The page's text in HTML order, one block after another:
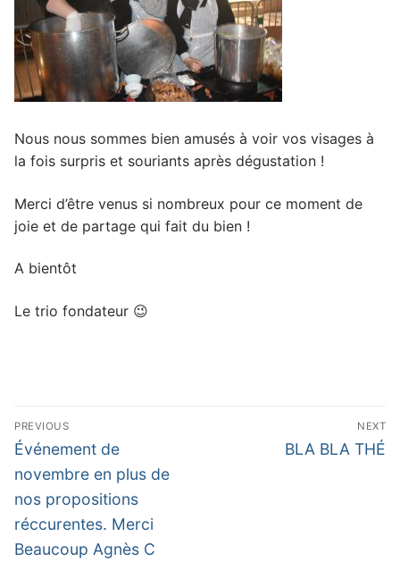
Nous nous sommes bien amusés à voir vos visages à
la fois surpris et souriants après dégustation !
Merci d’être venus si nombreux pour ce moment de
joie et de partage qui fait du bien !
A bientôt
Le trio fondateur 😉
Navigation
de
l’article
PREVIOUS
Previous
post:
Événement de
novembre en plus de
nos propositions
réccurentes. Merci
Beaucoup Agnès C
NEXT
Next
BLA BLA THÉ